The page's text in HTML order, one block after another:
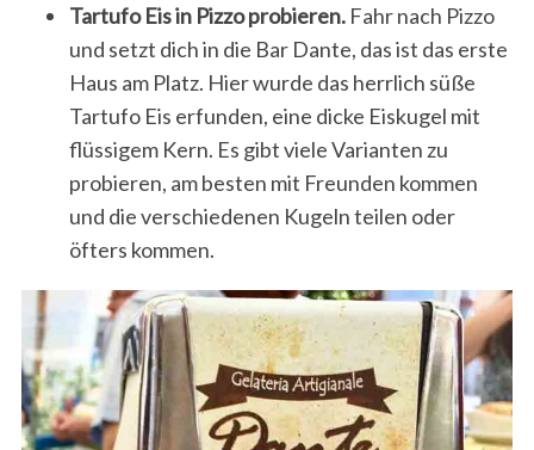
Tartufo Eis in Pizzo probieren.Fahr nach Pizzo
und setzt dich in die Bar Dante, das ist das erste
Haus am Platz. Hier wurde das herrlich süße
Tartufo Eis erfunden, eine dicke Eiskugel mit
flüssigem Kern. Es gibt viele Varianten zu
probieren, am besten mit Freunden kommen
und die verschiedenen Kugeln teilen oder
öfters kommen.